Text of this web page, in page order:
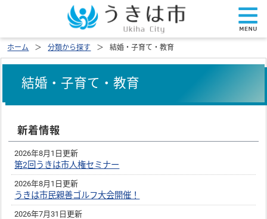
ホーム 分類から探す 結婚・子育て・教育
結婚・子育て・教育
新着情報
2026年8月1日更新
第2回うきは市人権セミナー
2026年8月1日更新
うきは市民親善ゴルフ大会開催！
2026年7月31日更新